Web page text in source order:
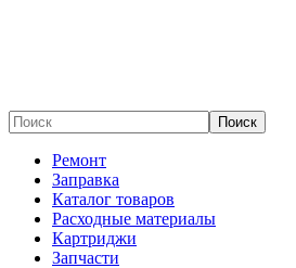
Поиск
Ремонт
Заправка
Каталог товаров
Расходные материалы
Картриджи
Запчасти